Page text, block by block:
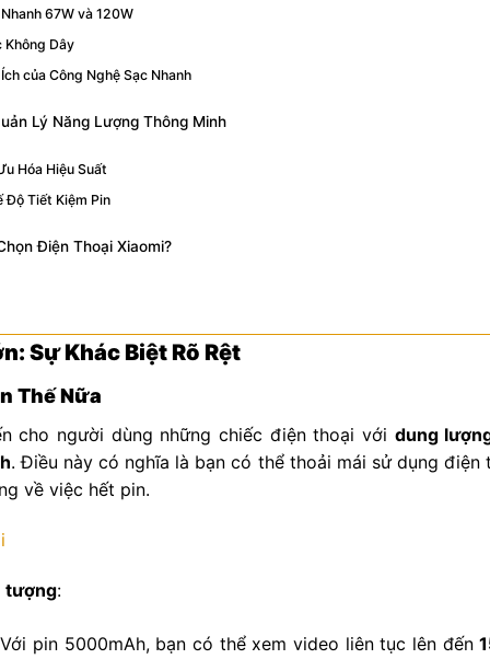
67W và 120W
Không Dây
của Công Nghệ Sạc Nhanh
Lý Năng Lượng Thông Minh
Hóa Hiệu Suất
Độ Tiết Kiệm Pin
Điện Thoại Xiaomi?
Sự Khác Biệt Rõ Rệt
Thế Nữa
cho người dùng những chiếc điện thoại với dung
. Điều này có nghĩa là bạn có thể thoải mái sử dụng
về việc hết pin.
tượng:
pin 5000mAh, bạn có thể xem video liên tục lên đến